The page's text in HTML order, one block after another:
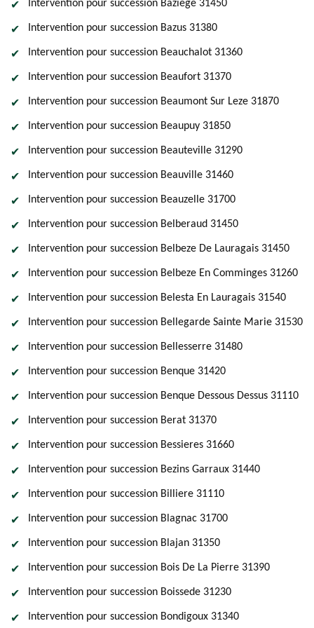
Intervention pour succession Baziege 31450
Intervention pour succession Bazus 31380
Intervention pour succession Beauchalot 31360
Intervention pour succession Beaufort 31370
Intervention pour succession Beaumont Sur Leze 31870
Intervention pour succession Beaupuy 31850
Intervention pour succession Beauteville 31290
Intervention pour succession Beauville 31460
Intervention pour succession Beauzelle 31700
Intervention pour succession Belberaud 31450
Intervention pour succession Belbeze De Lauragais 31450
Intervention pour succession Belbeze En Comminges 31260
Intervention pour succession Belesta En Lauragais 31540
Intervention pour succession Bellegarde Sainte Marie 31530
Intervention pour succession Bellesserre 31480
Intervention pour succession Benque 31420
Intervention pour succession Benque Dessous Dessus 31110
Intervention pour succession Berat 31370
Intervention pour succession Bessieres 31660
Intervention pour succession Bezins Garraux 31440
Intervention pour succession Billiere 31110
Intervention pour succession Blagnac 31700
Intervention pour succession Blajan 31350
Intervention pour succession Bois De La Pierre 31390
Intervention pour succession Boissede 31230
Intervention pour succession Bondigoux 31340